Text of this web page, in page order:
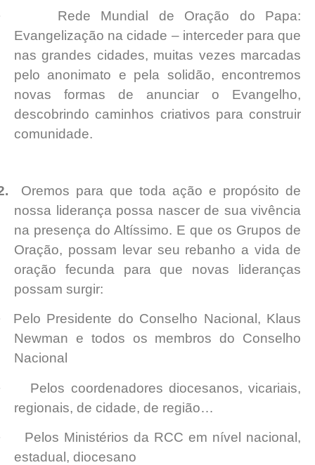
Rede Mundial de Oração do Papa:
Evangelização na cidade – interceder para que
nas grandes cidades, muitas vezes marcadas
pelo anonimato e pela solidão, encontremos
novas formas de anunciar o Evangelho,
descobrindo caminhos criativos para construir
comunidade.
Oremos para que toda ação e propósito de
nossa liderança possa nascer de sua vivência
na presença do Altíssimo. E que os Grupos de
Oração, possam levar seu rebanho a vida de
oração fecunda para que novas lideranças
possam surgir:
Pelo Presidente do Conselho Nacional, Klaus
Newman e todos os membros do Conselho
Nacional
Pelos coordenadores diocesanos, vicariais,
regionais, de cidade, de região…
Pelos Ministérios da RCC em nível nacional,
estadual, diocesano